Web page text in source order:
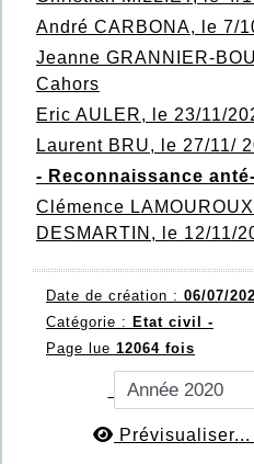
André CARBONA, le 7/
Jeanne GRANNIER-
Cahors
Eric AULER, le 23/11/
Laurent BRU, le 27/11/
- Reconnaissance
Clémence
DESMARTIN, le 12/11/
Date de création : 06/07/
Catégorie : Etat civil -
Page lue 12064 fois
Prévisualiser...